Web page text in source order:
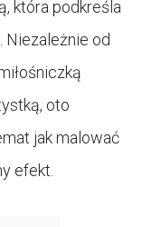
która podkreśla
Niezależnie od
oto
jak malować
efekt.